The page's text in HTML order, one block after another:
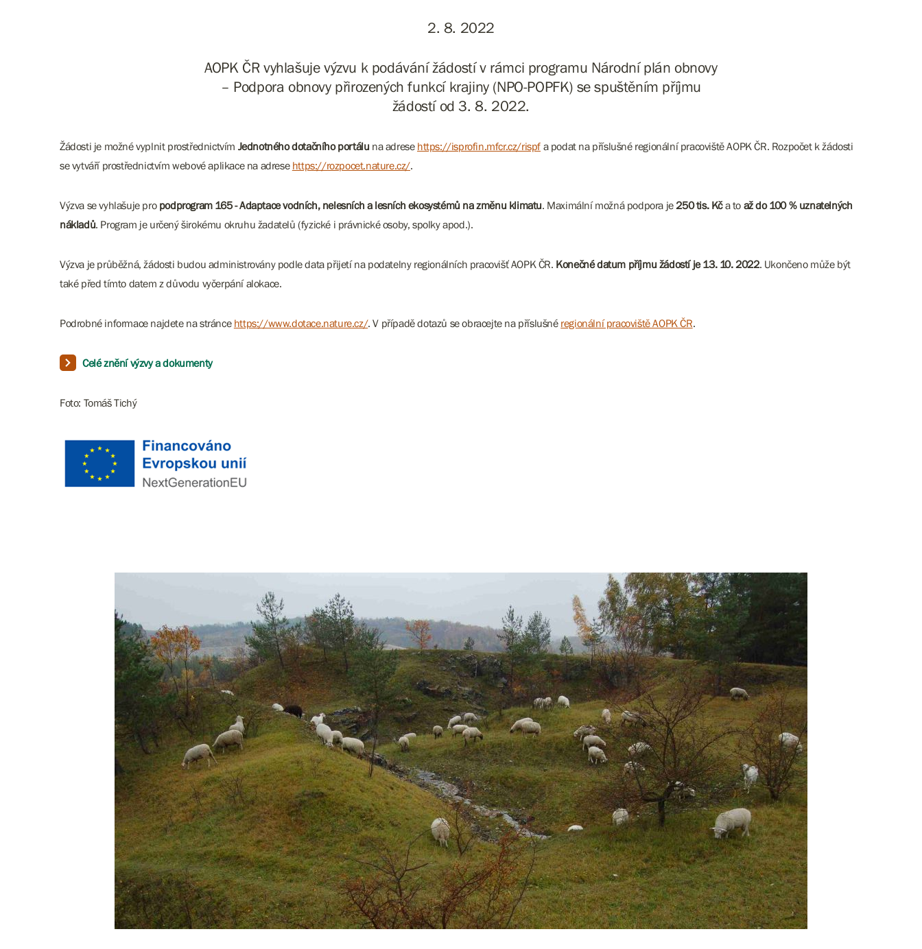
2. 8. 2022
AOPK ČR vyhlašuje výzvu k podávání žádostí v rámci programu Národní plán obnovy
– Podpora obnovy přirozených funkcí krajiny (NPO-POPFK) se spuštěním příjmu
žádostí od 3. 8. 2022.
Žádosti je možné vyplnit prostřednictvím Jednotného dotačního portálu na adrese https://isprofin.mfcr.cz/rispf a podat na příslušné regionální pracoviště AOPK ČR. Rozpočet k žádosti
se vytváří prostřednictvím webové aplikace na adrese https://rozpocet.nature.cz/.
Výzva se vyhlašuje pro podprogram 165 - Adaptace vodních, nelesních a lesních ekosystémů na změnu klimatu. Maximální možná podpora je250 tis. Kča to až do 100 % uznatelných
nákladů. Program je určený širokému okruhu žadatelů (fyzické i právnické osoby, spolky apod.).
Výzva je průběžná, žádosti budou administrovány podle data přijetí na podatelny regionálních pracovišť AOPK ČR. Konečné datum příjmu žádostí je 13. 10. 2022. Ukončeno může být
také před tímto datem z důvodu vyčerpání alokace.
Podrobné informace najdete na stránce https://www.dotace.nature.cz/. V případě dotazů se obracejte na příslušné regionální pracoviště AOPK ČR.
Celé znění výzvy a dokumenty
Foto: Tomáš Tichý